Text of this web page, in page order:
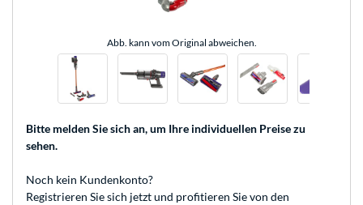
Abb. kann vom Original abweichen.
Bitte melden Sie sich an, um Ihre individuellen Preise zu
sehen.
Noch kein Kundenkonto?
Registrieren Sie sich jetzt und profitieren Sie von den